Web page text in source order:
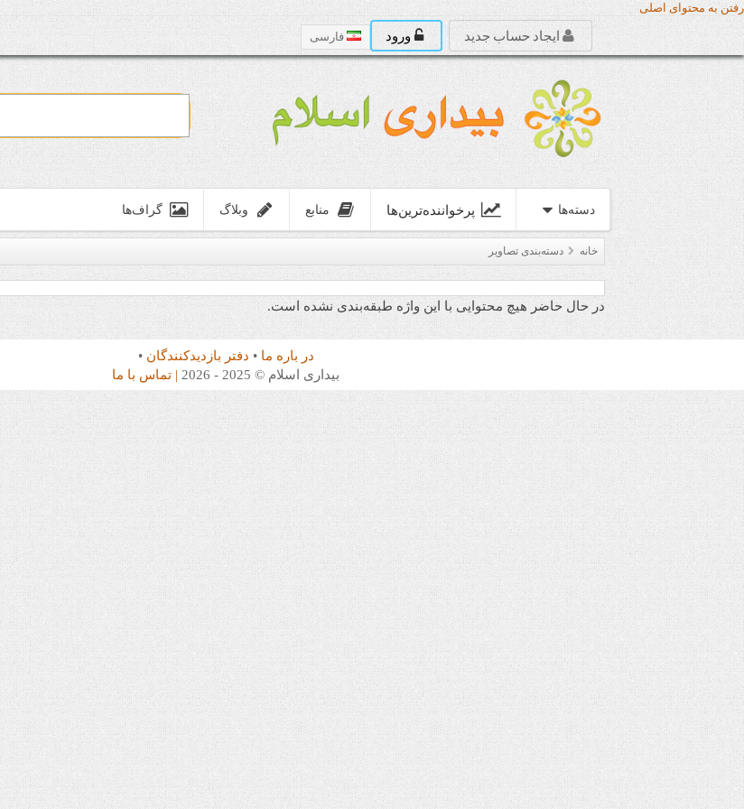
رفتن به محتوای اصلی
ایجاد حساب جدید ورود فارسی
دسته‌‌ها پرخواننده‌ترین‌ها منابع وبلاگ گراف‌ها
خانه دسته‌بندی تصاویر
در حال حاضر هیچ محتوایی با این واژه طبقه‌بندی نشده است.
در باره ما • دفتر بازدیدکنندگان •
بیداری اسلام © 2025 - 2026
| تماس با ما